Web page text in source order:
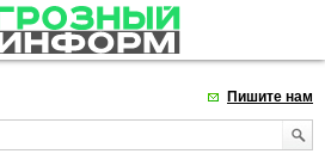
Пишите нам